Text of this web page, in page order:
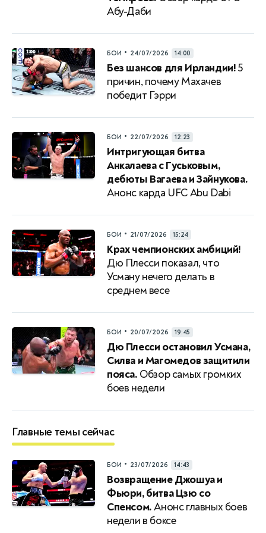
Абу-Даби
БОИ • 24/07/2026 14:00
Без шансов для Ирландии!5
причин, почему Махачев
победит Гэрри
БОИ • 22/07/2026 12:23
Интригующая битва
Анкалаева с Гуськовым,
дебюты Вагаева и Зайнукова.
Анонс карда UFC Abu Dabi
БОИ • 21/07/2026 15:24
Крах чемпионских амбиций!
Дю Плесси показал, что
Усману нечего делать в
среднем весе
БОИ • 20/07/2026 19:45
Дю Плесси остановил Усмана,
Силва и Магомедов защитили
пояса. Обзор самых громких
боев недели
Главные темы сейчас
БОИ • 23/07/2026 14:43
Возвращение Джошуа и
Фьюри, битва Цзю со
Спенсом.Анонс главных боев
недели в боксе